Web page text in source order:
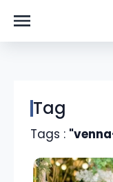
Tag
Tags :